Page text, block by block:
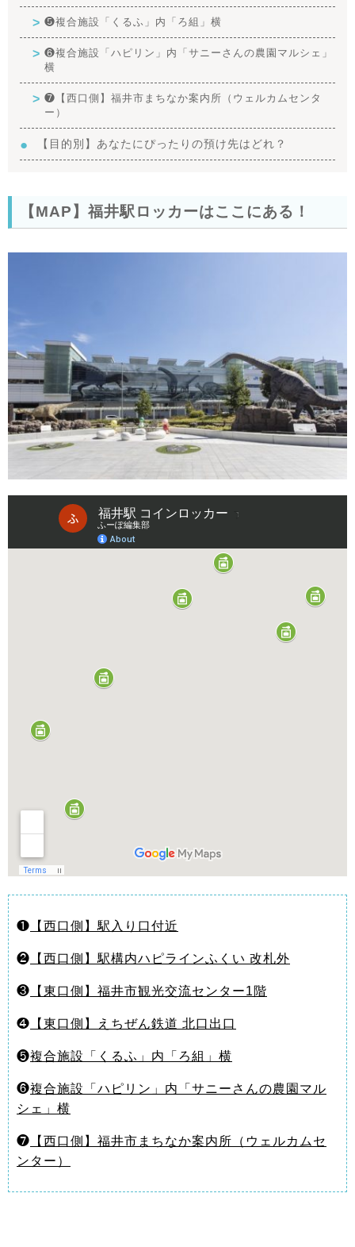
❺複合施設「くるふ」内「ろ組」横
❻複合施設「ハピリン」内「サニーさんの農園マルシェ」
横
❼【西口側】福井市まちなか案内所（ウェルカムセンタ
ー）
【目的別】あなたにぴったりの預け先はどれ？
【MAP】福井駅ロッカーはここにある！
❶ 【西口側】駅入り口付近
❷ 【西口側】駅構内ハピラインふくい 改札外
❸ 【東口側】福井市観光交流センター1階
❹ 【東口側】えちぜん鉄道 北口出口
❺複合施設「くるふ」内「ろ組」横
❻複合施設「ハピリン」内「サニーさんの農園マル
シェ」横
❼ 【西口側】福井市まちなか案内所（ウェルカムセ
ンター）